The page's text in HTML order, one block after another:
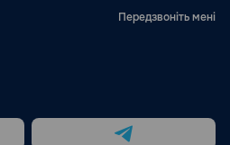
Передзвоніть мені